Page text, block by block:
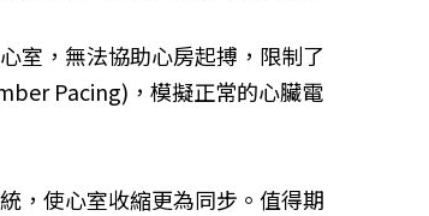
室，無法協助心房起搏，限制了
Pacing)，模擬正常的心臟電
，使心室收縮更為同步。值得期